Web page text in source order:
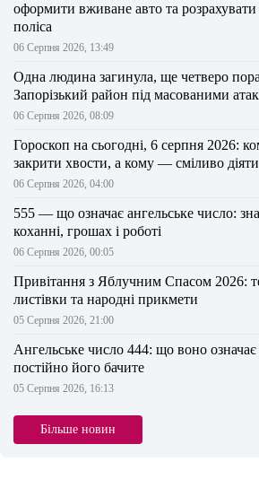
оформити вживане авто та розрахувати
поліса
06 Серпня 2026, 13:49
Одна людина загинула, ще четверо
Запорізький район під масованими
06 Серпня 2026, 08:09
Гороскоп на сьогодні, 6 серпня 2026:
закрити хвости, а кому — сміливо діяти
06 Серпня 2026, 04:00
555 — що означає ангельське число:
коханні, грошах і роботі
06 Серпня 2026, 00:05
Привітання з Яблучним Спасом 2026:
листівки та народні прикмети
05 Серпня 2026, 21:00
Ангельське число 444: що воно означає
постійно його бачите
05 Серпня 2026, 16:13
Більше новин